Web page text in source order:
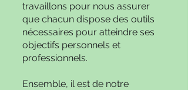
travaillons pour nous assurer
que chacun dispose des outils
nécessaires pour atteindre ses
objectifs personnels et
professionnels.
Ensemble, il est de notre